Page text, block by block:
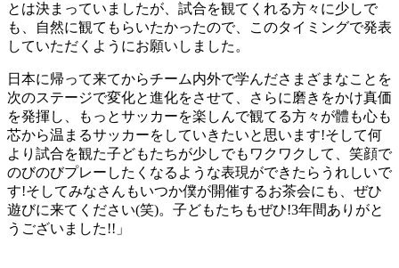
とは決まっていましたが、試合を観てくれる方々に少しで
も、自然に観てもらいたかったので、このタイミングで発表
していただくようにお願いしました。
日本に帰って来てからチーム内外で学んださまざまなことを
次のステージで変化と進化をさせて、さらに磨きをかけ真価
を発揮し、もっとサッカーを楽しんで観てる方々が體も心も
芯から温まるサッカーをしていきたいと思います!そして何
より試合を観た子どもたちが少しでもワクワクして、笑顔で
のびのびプレーしたくなるような表現ができたらうれしいで
す!そしてみなさんもいつか僕が開催するお茶会にも、ぜひ
遊びに来てください(笑)。子どもたちもぜひ!3年間ありがと
うございました!!」